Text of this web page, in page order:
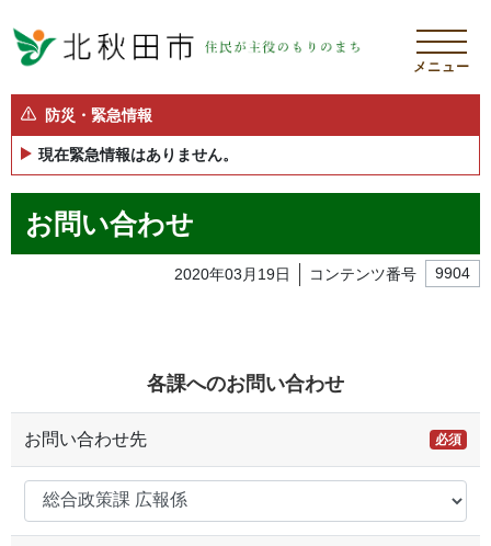
メニュー
防災・緊急情報
現在緊急情報はありません。
お問い合わせ
2020年03月19日 コンテンツ番号 9904
各課へのお問い合わせ
お問い合わせ先 必須